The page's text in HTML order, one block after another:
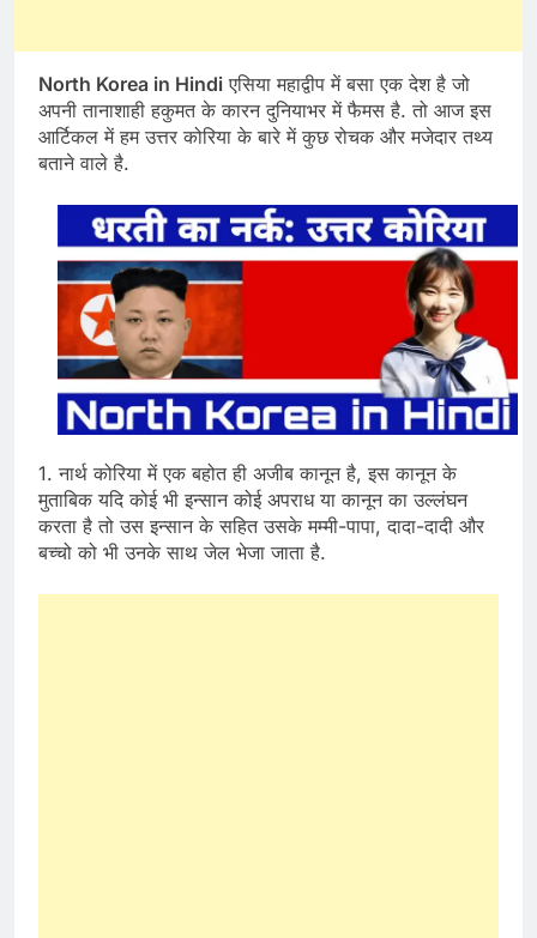
North Korea in Hindi एसिया महाद्वीप में बसा एक देश है जो
अपनी तानाशाही हकुमत के कारन दुनियाभर में फैमस है. तो आज इस
आर्टिकल में हम उत्तर कोरिया के बारे में कुछ रोचक और मजेदार तथ्य
बताने वाले है.
1. नार्थ कोरिया में एक बहोत ही अजीब कानून है, इस कानून के
मुताबिक यदि कोई भी इन्सान कोई अपराध या कानून का उल्लंघन
करता है तो उस इन्सान के सहित उसके मम्मी-पापा, दादा-दादी और
बच्चो को भी उनके साथ जेल भेजा जाता है.